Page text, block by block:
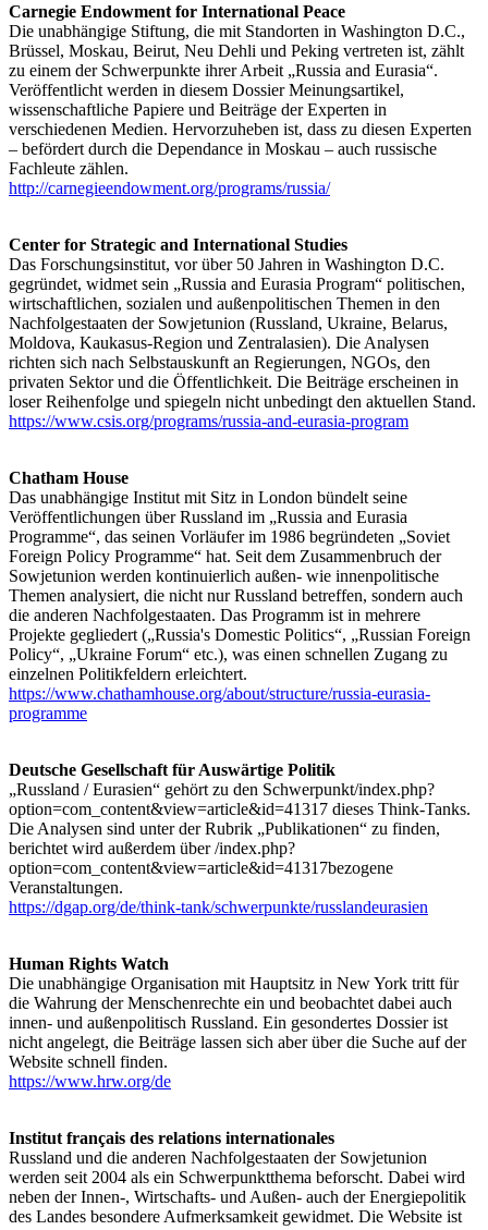
Carnegie Endowment for International Peace
Die unabhängige Stiftung, die mit Standorten in Washington D.C.,
Brüssel, Moskau, Beirut, Neu Dehli und Peking vertreten ist, zählt
zu einem der Schwerpunkte ihrer Arbeit „Russia and Eurasia“.
Veröffentlicht werden in diesem Dossier Meinungsartikel,
wissenschaftliche Papiere und Beiträge der Experten in
verschiedenen Medien. Hervorzuheben ist, dass zu diesen Experten
– befördert durch die Dependance in Moskau – auch russische
Fachleute zählen.
http://carnegieendowment.org/programs/russia/
Center for Strategic and International Studies
Das Forschungsinstitut, vor über 50 Jahren in Washington D.C.
gegründet, widmet sein „Russia and Eurasia Program“ politischen,
wirtschaftlichen, sozialen und außenpolitischen Themen in den
Nachfolgestaaten der Sowjetunion (Russland, Ukraine, Belarus,
Moldova, Kaukasus-Region und Zentralasien). Die Analysen
richten sich nach Selbstauskunft an Regierungen, NGOs, den
privaten Sektor und die Öffentlichkeit. Die Beiträge erscheinen in
loser Reihenfolge und spiegeln nicht unbedingt den aktuellen Stand.
https://www.csis.org/programs/russia-and-eurasia-program
Chatham House
Das unabhängige Institut mit Sitz in London bündelt seine
Veröffentlichungen über Russland im „Russia and Eurasia
Programme“, das seinen Vorläufer im 1986 begründeten „Soviet
Foreign Policy Programme“ hat. Seit dem Zusammenbruch der
Sowjetunion werden kontinuierlich außen- wie innenpolitische
Themen analysiert, die nicht nur Russland betreffen, sondern auch
die anderen Nachfolgestaaten. Das Programm ist in mehrere
Projekte gegliedert („Russia's Domestic Politics“, „Russian Foreign
Policy“, „Ukraine Forum“ etc.), was einen schnellen Zugang zu
einzelnen Politikfeldern erleichtert.
https://www.chathamhouse.org/about/structure/russia-eurasia-
programme
Deutsche Gesellschaft für Auswärtige Politik
„Russland / Eurasien“ gehört zu den Schwerpunkt/index.php?
option=com_content&view=article&id=41317 dieses Think-Tanks.
Die Analysen sind unter der Rubrik „Publikationen“ zu finden,
berichtet wird außerdem über /index.php?
option=com_content&view=article&id=41317bezogene
Veranstaltungen.
https://dgap.org/de/think-tank/schwerpunkte/russlandeurasien
Human Rights Watch
Die unabhängige Organisation mit Hauptsitz in New York tritt für
die Wahrung der Menschenrechte ein und beobachtet dabei auch
innen- und außenpolitisch Russland. Ein gesondertes Dossier ist
nicht angelegt, die Beiträge lassen sich aber über die Suche auf der
Website schnell finden.
https://www.hrw.org/de
Institut français des relations internationales
Russland und die anderen Nachfolgestaaten der Sowjetunion
werden seit 2004 als ein Schwerpunktthema beforscht. Dabei wird
neben der Innen-, Wirtschafts- und Außen- auch der Energiepolitik
des Landes besondere Aufmerksamkeit gewidmet. Die Website ist